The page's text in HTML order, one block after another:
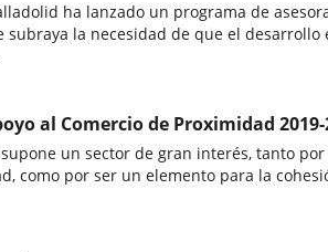
ha lanzado un programa de
subraya la necesidad de que el
al Comercio de Proximidad 2019-
un sector de gran interés, tanto
como por ser un elemento para la